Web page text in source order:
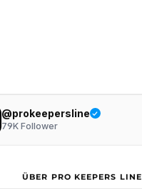
@prokeepersline
79KFollower
ÜBER PRO KEEPERS LINE